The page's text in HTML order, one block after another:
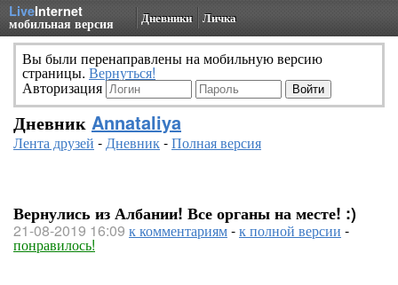
LiveInternet
мобильная версия Дневники Личка
Вы были перенаправлены на мобильную версию
страницы. Вернуться!
Авторизация
Дневник Annataliya
Лента друзей -Дневник-Полная версия
Вернулись из Албании! Все органы на месте! :)
21-08-2019 16:09 к комментариям-к полной версии -
понравилось!